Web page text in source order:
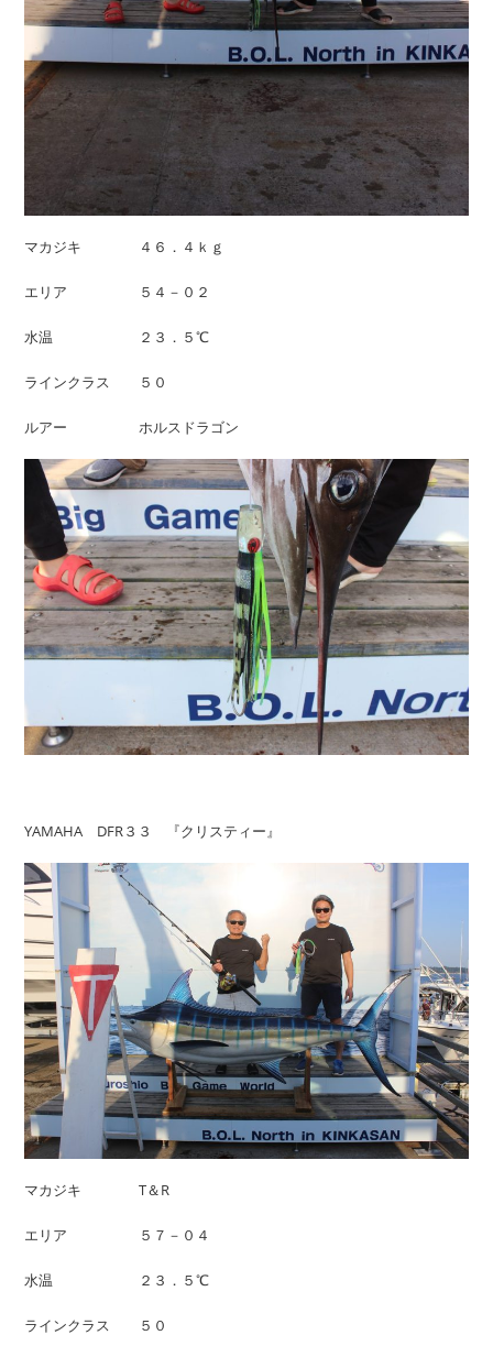
マカジキ ４６．４ｋｇ
エリア ５４－０２
水温 ２３．５℃
ラインクラス ５０
ルアー ホルスドラゴン
YAMAHA DFR３３ 『クリスティー』
マカジキ T＆R
エリア ５７－０４
水温 ２３．５℃
ラインクラス ５０